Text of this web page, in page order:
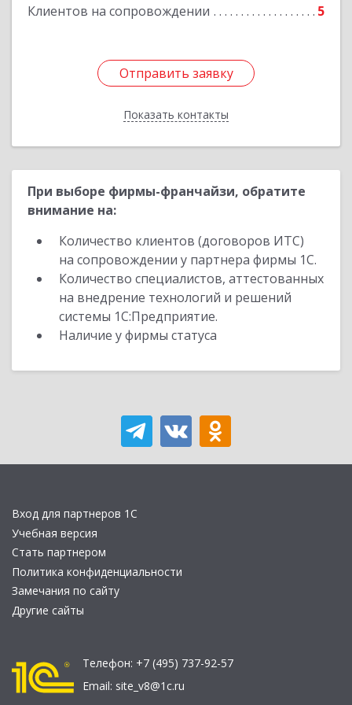
Клиентов на сопровождении 5
Отправить заявку
Показать контакты
Отправить заявку
Назад
При выборе фирмы-франчайзи, обратите
внимание на:
Количество клиентов (договоров ИТС)
на сопровождении у партнера фирмы 1С.
Количество специалистов, аттестованных
на внедрение технологий и решений
системы 1С:Предприятие.
Наличие у фирмы статуса
Вход для партнеров 1С
Учебная версия
Стать партнером
Политика конфиденциальности
Замечания по сайту
Другие сайты
Телефон: +7 (495) 737-92-57
Email: site_v8@1c.ru